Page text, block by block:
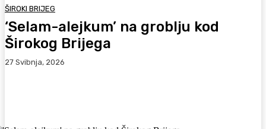
ŠIROKI BRIJEG
‘Selam-alejkum’ na groblju kod
Širokog Brijega
27 Svibnja, 2026